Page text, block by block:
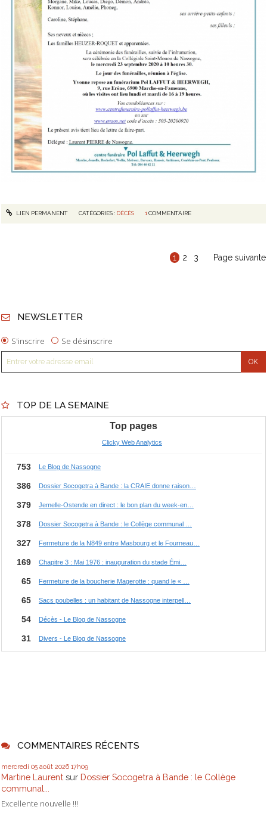
LIEN PERMANENT CATÉGORIES : DÉCÈS 1COMMENTAIRE
1 2 3 Page suivante
NEWSLETTER
S'inscrire Se désinscrire
TOP DE LA SEMAINE
COMMENTAIRES RÉCENTS
mercredi 05 août 2026 17h09
Martine Laurent sur Dossier Socogetra à Bande : le Collège
communal...
Excellente nouvelle !!!